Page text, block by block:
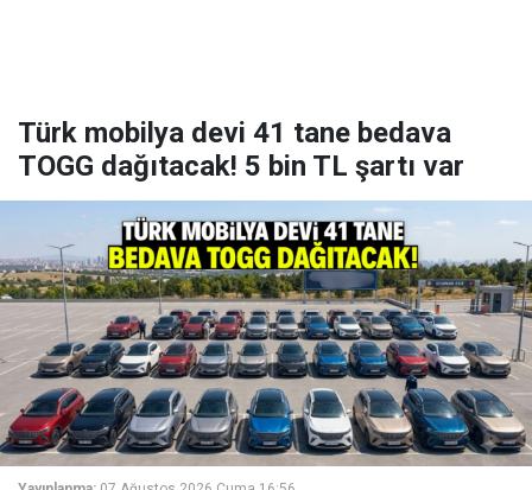
Türk mobilya devi 41 tane bedava
TOGG dağıtacak! 5 bin TL şartı var